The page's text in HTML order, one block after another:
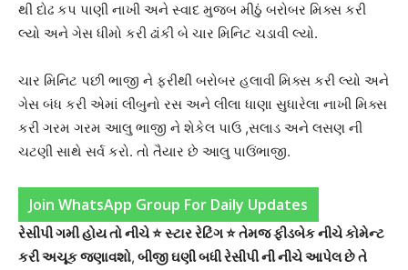
થી દોઢ કપ પાણી નાખી અને સ્વાદ મુજબ મીઠું બરોબર મિક્સ કરી
લ્યો અને ગેસ ધીમો કરી ઢાંકી બે ચાર મિનિટ ચડાવી લ્યો.
ચાર મિનિટ પછી ભાજી ને ફરીથી બરોબર હલાવી મિક્સ કરી લ્યો અને
ગેસ બંધ કરી એમાં લીંબુનો રસ અને લીલા ધાણા સુધારેલા નાખી મિક્સ
કરી ગરમ ગરમ આલુ ભાજી ને શેકેલ પાઉ ,સલાડ અને લસણ ની
ચટણી સાથે સર્વ કરો. તો તૈયાર છે આલુ પાઉંભાજી.
Join WhatsApp Group For Daily Updates
રેસીપી ગમી હોય તો નીચે ⭐ સ્ટાર રેટિંગ ⭐ તેમજ ફીડબેક નીચે કોમેન્ટ
કરી અચૂક જણાવશો, બીજી ઘણી બધી રેસીપી ની નીચે આપેલ છે તે